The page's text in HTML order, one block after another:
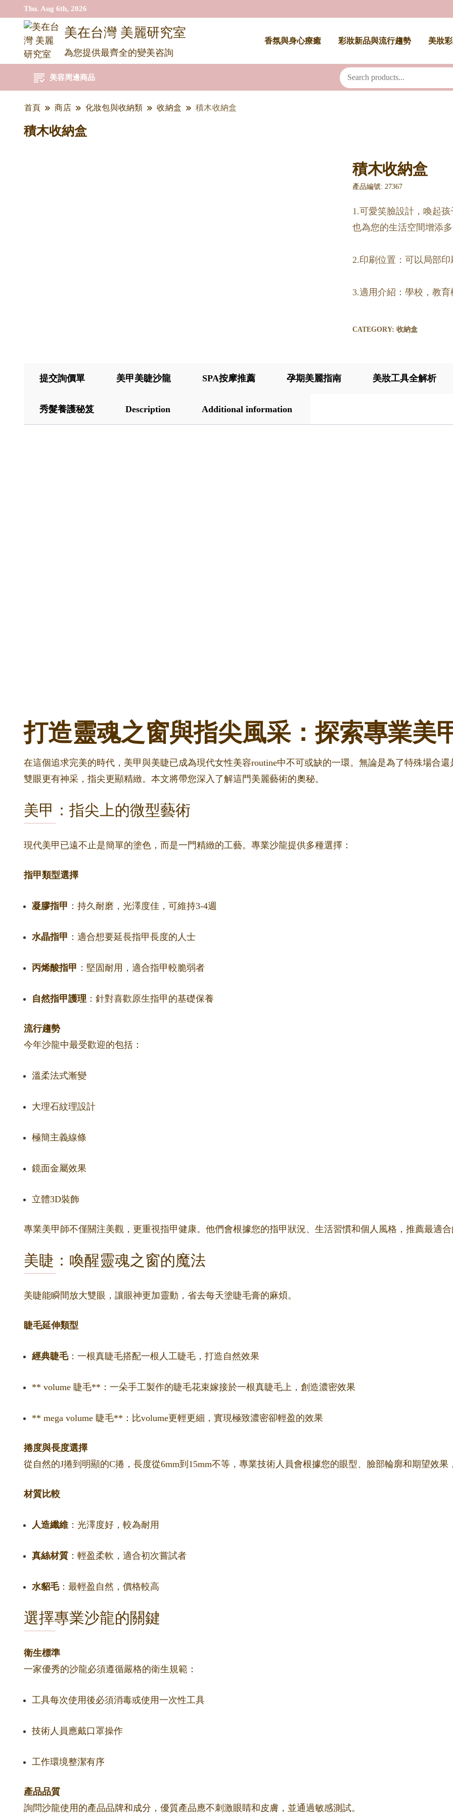
Thu. Aug 6th, 2026
美在台灣 美麗研究室
為您提供最齊全的變美咨詢
香氛與身心療癒 彩妝新品與流行趨勢 美妝
美容周邊商品
首頁 商店 化妝包與收納類 收納盒 積木收納盒
積木收納盒
積木收納盒
產品編號: 27367
1.可愛笑臉設計，喚起
也為您的生活空間增添
2.印刷位置：可以局部
3.適用介紹：學校，教
CATEGORY: 收納盒
提交詢價單 美甲美睫沙龍 SPA按摩推薦 孕期美麗指南 美妝工具全解析
秀髮養護秘笈 Description Additional information
打造靈魂之窗與指尖風采：探索專業美
在這個追求完美的時代，美甲與美睫已成為現代女性美容routine中不可或缺的一環。無論是為了特殊場合
雙眼更有神采，指尖更顯精緻。本文將帶您深入了解這門美麗藝術的奧秘。
美甲：指尖上的微型藝術
現代美甲已遠不止是簡單的塗色，而是一門精緻的工藝。專業沙龍提供多種選擇：
指甲類型選擇
凝膠指甲 ：持久耐磨，光澤度佳，可維持3-4週
水晶指甲 ：適合想要延長指甲長度的人士
丙烯酸指甲 ：堅固耐用，適合指甲較脆弱者
自然指甲護理 ：針對喜歡原生指甲的基礎保養
流行趨勢
今年沙龍中最受歡迎的包括：
溫柔法式漸變
大理石紋理設計
極簡主義線條
鏡面金屬效果
立體3D裝飾
專業美甲師不僅關注美觀，更重視指甲健康。他們會根據您的指甲狀況、生活習慣和個人風格，推薦最適合
美睫：喚醒靈魂之窗的魔法
美睫能瞬間放大雙眼，讓眼神更加靈動，省去每天塗睫毛膏的麻煩。
睫毛延伸類型
經典睫毛：一根真睫毛搭配一根人工睫毛，打造自然效果
** volume 睫毛**：一朵手工製作的睫毛花束嫁接於一根真睫毛上，創造濃密效果
** mega volume 睫毛**：比volume更輕更細，實現極致濃密卻輕盈的效果
捲度與長度選擇
從自然的J捲到明顯的C捲，長度從6mm到15mm不等，專業技術人員會根據您的眼型、臉部輪廓和期望效果
材質比較
人造纖維 ：光澤度好，較為耐用
真絲材質 ：輕盈柔軟，適合初次嘗試者
水貂毛：最輕盈自然，價格較高
選擇專業沙龍的關鍵
衛生標準
一家優秀的沙龍必須遵循嚴格的衛生規範：
工具每次使用後必須消毒或使用一次性工具
技術人員應戴口罩操作
工作環境整潔有序
產品品質
詢問沙龍使用的產品品牌和成分，優質產品應不刺激眼睛和皮膚，並通過敏感測試。